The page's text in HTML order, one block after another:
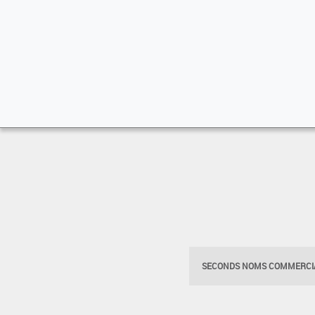
SECONDS NOMS